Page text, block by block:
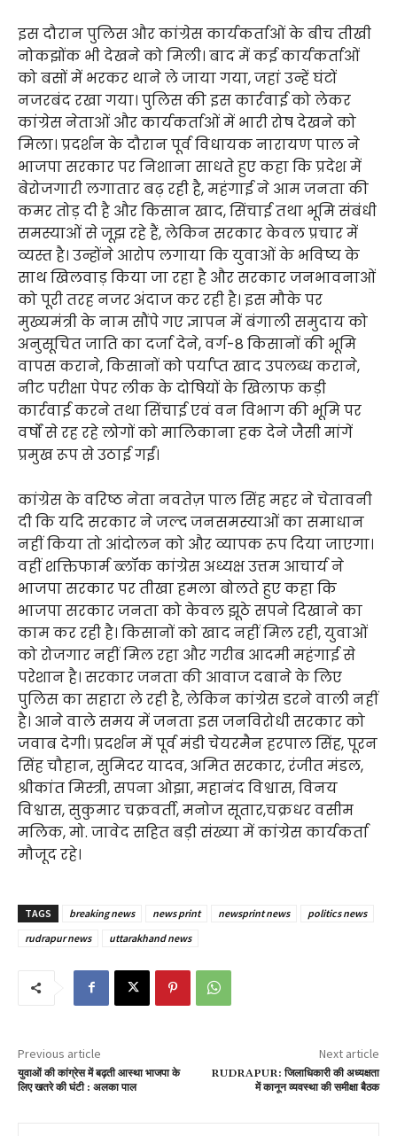
इस दौरान पुलिस और कांग्रेस कार्यकर्ताओं के बीच तीखी
नोकझोंक भी देखने को मिली। बाद में कई कार्यकर्ताओं
को बसों में भरकर थाने ले जाया गया, जहां उन्हें घंटों
नजरबंद रखा गया। पुलिस की इस कार्रवाई को लेकर
कांग्रेस नेताओं और कार्यकर्ताओं में भारी रोष देखने को
मिला। प्रदर्शन के दौरान पूर्व विधायक नारायण पाल ने
भाजपा सरकार पर निशाना साधते हुए कहा कि प्रदेश में
बेरोजगारी लगातार बढ़ रही है, महंगाई ने आम जनता की
कमर तोड़ दी है और किसान खाद, सिंचाई तथा भूमि संबंधी
समस्याओं से जूझ रहे हैं, लेकिन सरकार केवल प्रचार में
व्यस्त है। उन्होंने आरोप लगाया कि युवाओं के भविष्य के
साथ खिलवाड़ किया जा रहा है और सरकार जनभावनाओं
को पूरी तरह नजर अंदाज कर रही है। इस मौके पर
मुख्यमंत्री के नाम सौंपे गए ज्ञापन में बंगाली समुदाय को
अनुसूचित जाति का दर्जा देने, वर्ग-8 किसानों की भूमि
वापस कराने, किसानों को पर्याप्त खाद उपलब्ध कराने,
नीट परीक्षा पेपर लीक के दोषियों के खिलाफ कड़ी
कार्रवाई करने तथा सिंचाई एवं वन विभाग की भूमि पर
वर्षों से रह रहे लोगों को मालिकाना हक देने जैसी मांगें
प्रमुख रूप से उठाई गईं।
कांग्रेस के वरिष्ठ नेता नवतेज़ पाल सिंह महर ने चेतावनी
दी कि यदि सरकार ने जल्द जनसमस्याओं का समाधान
नहीं किया तो आंदोलन को और व्यापक रूप दिया जाएगा।
वहीं शक्तिफार्म ब्लॉक कांग्रेस अध्यक्ष उत्तम आचार्य ने
भाजपा सरकार पर तीखा हमला बोलते हुए कहा कि
भाजपा सरकार जनता को केवल झूठे सपने दिखाने का
काम कर रही है। किसानों को खाद नहीं मिल रही, युवाओं
को रोजगार नहीं मिल रहा और गरीब आदमी महंगाई से
परेशान है। सरकार जनता की आवाज दबाने के लिए
पुलिस का सहारा ले रही है, लेकिन कांग्रेस डरने वाली नहीं
है। आने वाले समय में जनता इस जनविरोधी सरकार को
जवाब देगी। प्रदर्शन में पूर्व मंडी चेयरमैन हरपाल सिंह, पूरन
सिंह चौहान, सुमिदर यादव, अमित सरकार, रंजीत मंडल,
श्रीकांत मिस्त्री, सपना ओझा, महानंद विश्वास, विनय
विश्वास, सुकुमार चक्रवर्ती, मनोज सूतार,चक्रधर वसीम
मलिक, मो. जावेद सहित बड़ी संख्या में कांग्रेस कार्यकर्ता
मौजूद रहे।
TAGS breaking news news print newsprint news
politics news
rudrapur news
uttarakhand news
Previous article
युवाओं की कांग्रेस में बढ़ती आस्था भाजपा के
लिए खतरे की घंटी : अलका पाल
Next article
RUDRAPUR: जिलाधिकारी की अध्यक्षता
में कानून व्यवस्था की समीक्षा बैठक